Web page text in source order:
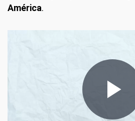
América.